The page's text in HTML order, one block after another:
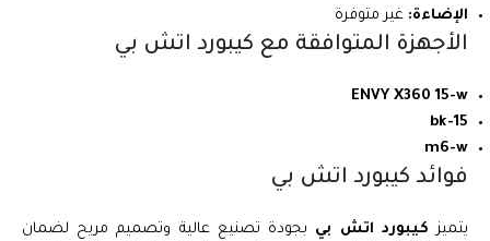
الإضاءة: غير متوفرة
الأجهزة المتوافقة مع كيبورد اتش بي
ENVY X360 15-w
15-bk
m6-w
فوائد كيبورد اتش بي
يتميز كيبورد اتش بي بجودة تصنيع عالية وتصميم مريح لضمان